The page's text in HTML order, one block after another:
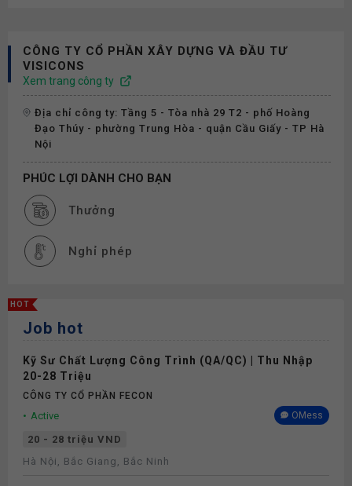
CÔNG TY CỔ PHẦN XÂY DỰNG VÀ ĐẦU TƯ
VISICONS
Xem trang công ty
Địa chỉ công ty: Tầng 5 - Tòa nhà 29 T2 - phố Hoàng
Đạo Thúy - phường Trung Hòa - quận Cầu Giấy - TP Hà
Nội
PHÚC LỢI DÀNH CHO BẠN
Thưởng
Nghỉ phép
HOT
Job hot
Kỹ Sư Chất Lượng Công Trình (QA/QC) | Thu Nhập
20-28 Triệu
CÔNG TY CỔ PHẦN FECON
Active OMess
20 - 28 triệu VND
Hà Nội, Bắc Giang, Bắc Ninh